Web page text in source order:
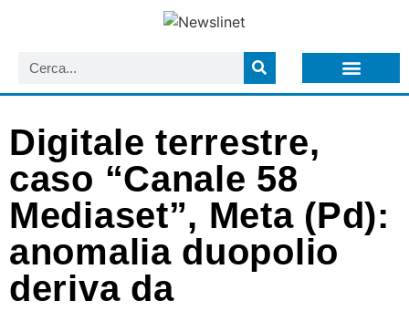
Digitale terrestre,
caso “Canale 58
Mediaset”, Meta (Pd):
anomalia duopolio
deriva da